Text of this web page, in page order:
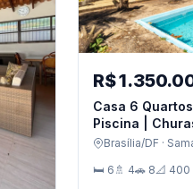
R$
Casa 6 Quartos 2 Suítes Varanda |
Piscina |
| 6Brasília/DF ·
🛏 6 🚿 4🚗 8📐 400